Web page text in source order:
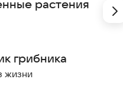
или порядку.
растения
грибника
жизни